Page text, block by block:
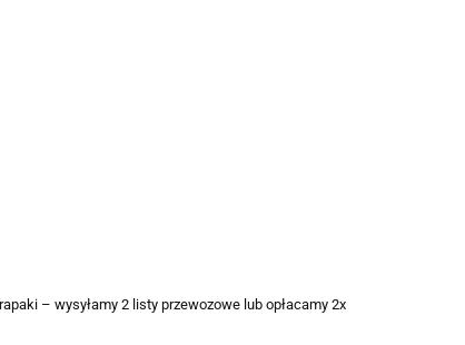
– wysyłamy 2 listy przewozowe lub opłacamy 2x